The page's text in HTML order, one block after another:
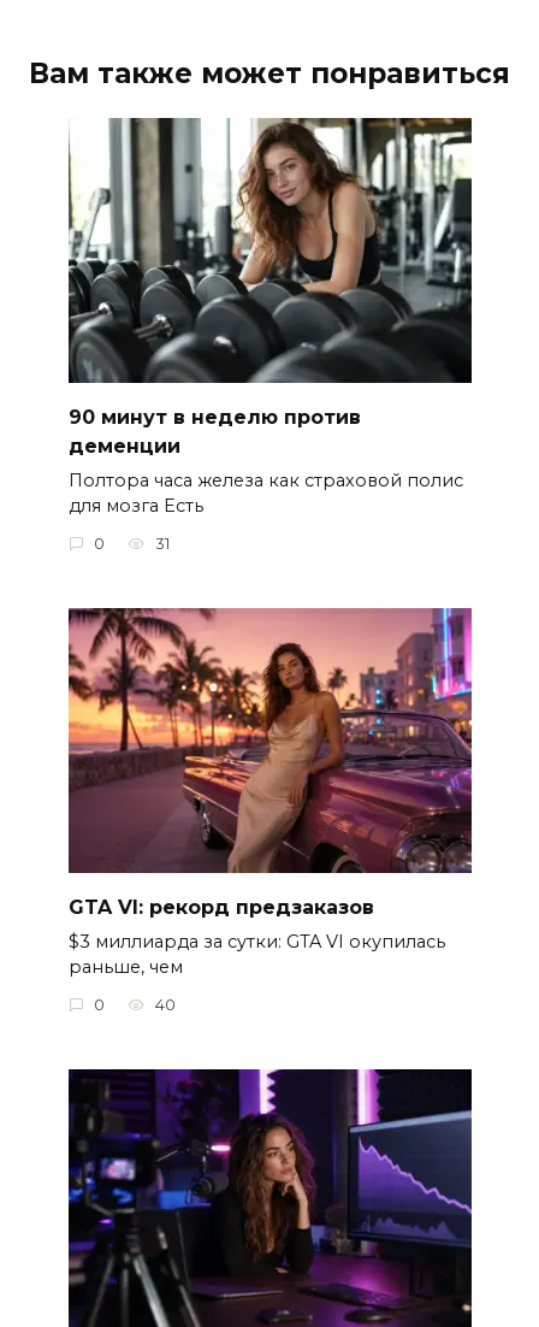
Вам также может понравиться
90 минут в неделю против
деменции
Полтора часа железа как страховой полис
для мозга Есть
0 31
GTA VI: рекорд предзаказов
$3 миллиарда за сутки: GTA VI окупилась
раньше, чем
0 40